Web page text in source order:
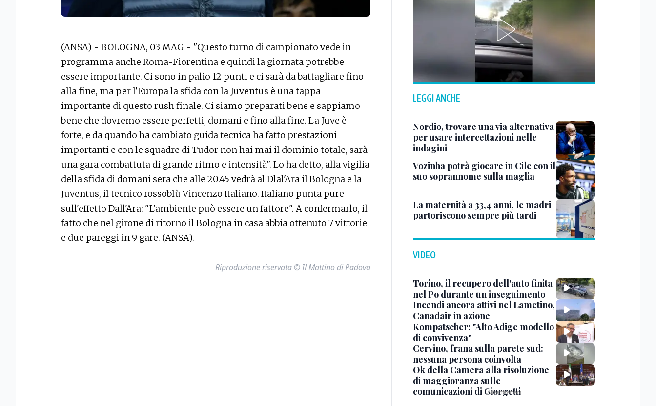
(ANSA) - BOLOGNA, 03 MAG - "Questo turno di campionato vede in
programma anche Roma-Fiorentina e quindi la giornata potrebbe
essere importante. Ci sono in palio 12 punti e ci sarà da battagliare fino
alla fine, ma per l'Europa la sfida con la Juventus è una tappa
importante di questo rush finale. Ci siamo preparati bene e sappiamo
bene che dovremo essere perfetti, domani e fino alla fine. La Juve è
forte, e da quando ha cambiato guida tecnica ha fatto prestazioni
importanti e con le squadre di Tudor non hai mai il dominio totale, sarà
una gara combattuta di grande ritmo e intensità". Lo ha detto, alla vigilia
della sfida di domani sera che alle 20.45 vedrà al Dlal'Ara il Bologna e la
Juventus, il tecnico rossoblù Vincenzo Italiano. Italiano punta pure
sull'effetto Dall'Ara: "L'ambiente può essere un fattore". A confermarlo, il
fatto che nel girone di ritorno il Bologna in casa abbia ottenuto 7 vittorie
e due pareggi in 9 gare. (ANSA).
Riproduzione riservata © Il Mattino di Padova
LEGGI ANCHE
Nordio, trovare una via alternativa
per usare intercettazioni nelle
indagini
Vozinha potrà giocare in Cile con il
suo soprannome sulla maglia
La maternità a 33,4 anni, le madri
partoriscono sempre più tardi
VIDEO
Torino, il recupero dell'auto finita
nel Po durante un inseguimento
Incendi ancora attivi nel Lametino,
Canadair in azione
Kompatscher: "Alto Adige modello
di convivenza"
Cervino, frana sulla parete sud:
nessuna persona coinvolta
Ok della Camera alla risoluzione
di maggioranza sulle
comunicazioni di Giorgetti